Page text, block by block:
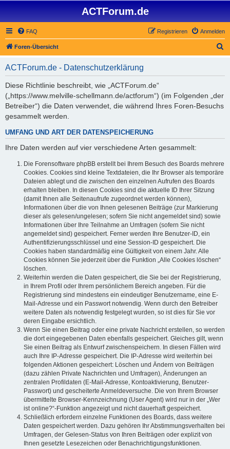
ACTForum.de
FAQ Anmelden
Registrieren
Foren-Übersicht
ACTForum.de - Datenschutzerklärung
Diese Richtlinie beschreibt, wie „ACTForum.de“
(„https://www.melville-schellmann.de/actforum“) (im Folgenden „der
Betreiber“) die Daten verwendet, die während Ihres Foren-Besuchs
gesammelt werden.
UMFANG UND ART DER DATENSPEICHERUNG
Ihre Daten werden auf vier verschiedene Arten gesammelt:
Die Forensoftware phpBB erstellt bei Ihrem Besuch des Boards mehrere
Cookies. Cookies sind kleine Textdateien, die Ihr Browser als temporäre
Dateien ablegt und die zwischen den einzelnen Aufrufen des Boards
erhalten bleiben. In diesen Cookies sind die aktuelle ID Ihrer Sitzung
(damit Ihnen alle Seitenaufrufe zugeordnet werden können),
Informationen über die von Ihnen gelesenen Beiträge (zur Markierung
dieser als gelesen/ungelesen; sofern Sie nicht angemeldet sind) sowie
Informationen über Ihre Teilnahme an Umfragen (sofern Sie nicht
angemeldet sind) gespeichert. Ferner werden Ihre Benutzer-ID, ein
Authentifizierungsschlüssel und eine Session-ID gespeichert. Die
Cookies haben standardmäßig eine Gültigkeit von einem Jahr. Alle
Cookies können Sie jederzeit über die Funktion „Alle Cookies löschen“
löschen.
Weiterhin werden die Daten gespeichert, die Sie bei der Registrierung,
in Ihrem Profil oder Ihrem persönlichem Bereich angeben. Für die
Registrierung sind mindestens ein eindeutiger Benutzername, eine E-
Mail-Adresse und ein Passwort notwendig. Wenn durch den Betreiber
weitere Daten als notwendig festgelegt wurden, so ist dies für Sie vor
deren Eingabe ersichtlich.
Wenn Sie einen Beitrag oder eine private Nachricht erstellen, so werden
die dort eingegebenen Daten ebenfalls gespeichert. Gleiches gilt, wenn
Sie einen Beitrag als Entwurf zwischenspeichern. In diesen Fällen wird
auch Ihre IP-Adresse gespeichert. Die IP-Adresse wird weiterhin bei
folgenden Aktionen gespeichert: Löschen und Ändern von Beiträgen
(dazu zählen Private Nachrichten und Umfragen), Änderungen an
zentralen Profildaten (E-Mail-Adresse, Kontoaktivierung, Benutzer-
Passwort) und gescheiterte Anmeldeversuche. Die von Ihrem Browser
übermittelte Browser-Kennzeichnung (User Agent) wird nur in der „Wer
ist online?“-Funktion angezeigt und nicht dauerhaft gespeichert.
Schließlich erfordern einzelne Funktionen des Boards, dass weitere
Daten gespeichert werden. Dazu gehören Ihr Abstimmungsverhalten bei
Umfragen, der Gelesen-Status von Ihren Beiträgen oder explizit von
Ihnen gesetzte Lesezeichen oder Benachrichtigungsfunktionen.